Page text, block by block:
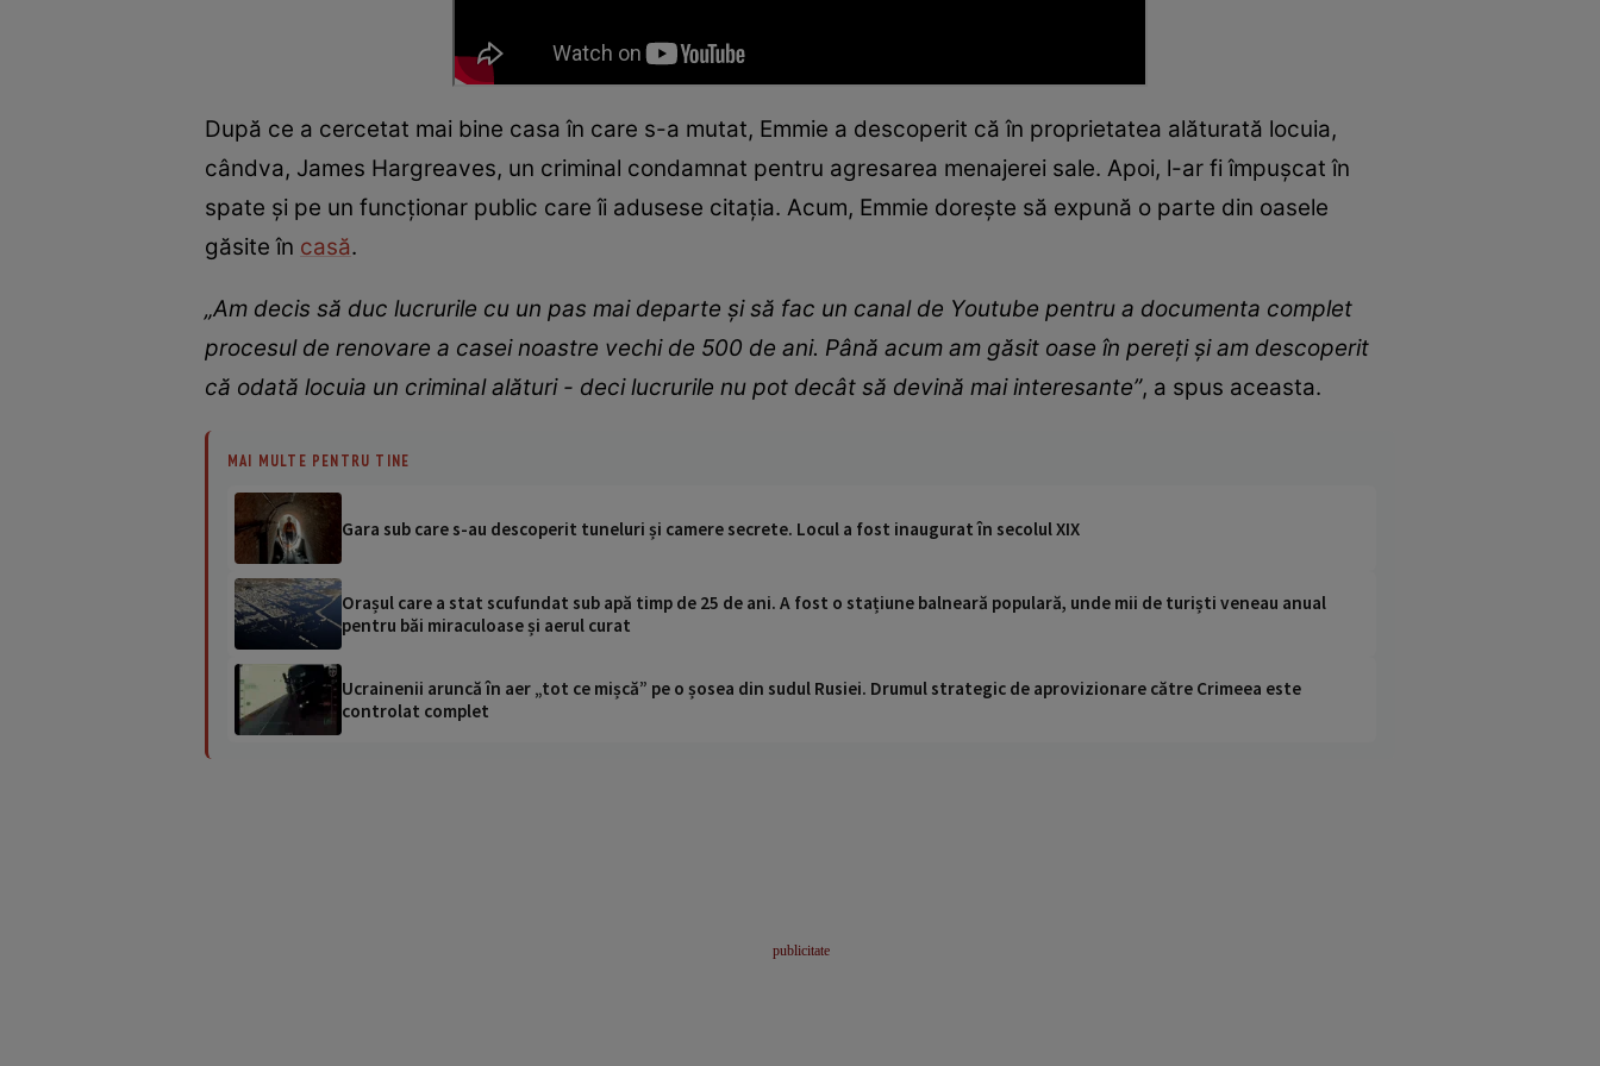
După ce a cercetat mai bine casa în care s-a mutat, Emmie a descoperit că în proprietatea alăturată locuia,
cândva, James Hargreaves, un criminal condamnat pentru agresarea menajerei sale. Apoi, l-ar fi împușcat în
spate și pe un funcționar public care îi adusese citația. Acum, Emmie dorește să expună o parte din oasele
găsite în casă.
„Am decis să duc lucrurile cu un pas mai departe și să fac un canal de Youtube pentru a documenta complet
procesul de renovare a casei noastre vechi de 500 de ani. Până acum am găsit oase în pereți și am descoperit
că odată locuia un criminal alături - deci lucrurile nu pot decât să devină mai interesante”, a spus aceasta.
MAI MULTE PENTRU TINE
Gara sub care s-au descoperit tuneluri și camere secrete. Locul a fost inaugurat în secolul XIX
Orașul care a stat scufundat sub apă timp de 25 de ani. A fost o stațiune balneară populară, unde mii de turiști veneau anual
pentru băi miraculoase și aerul curat
Ucrainenii aruncă în aer „tot ce mișcă” pe o șosea din sudul Rusiei. Drumul strategic de aprovizionare către Crimeea este
controlat complet